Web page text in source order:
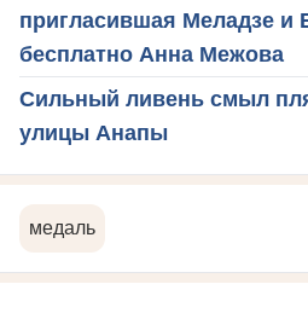
пригласившая Меладзе и
бесплатно Анна Межова
Сильный ливень смыл
улицы Анапы
медаль